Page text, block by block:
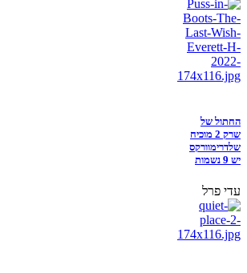
החתול של
שרק 2 מוכיח
שלדרימוורקס
יש 9 נשמות
עדי פרל